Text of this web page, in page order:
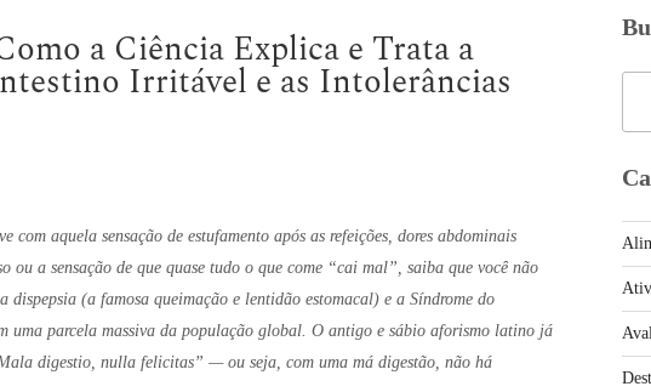
a Ciência Explica e Trata a
Irritável e as Intolerâncias
com aquela sensação de estufamento após as refeições, dores abdominais
ou a sensação de que quase tudo o que come “cai mal”, saiba que você não
dispepsia (a famosa queimação e lentidão estomacal) e a Síndrome do
uma parcela massiva da população global. O antigo e sábio aforismo latino já
digestio, nulla felicitas” — ou seja, com uma má digestão, não há